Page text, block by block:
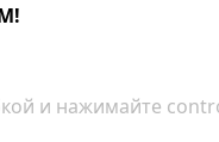
и нажимайте